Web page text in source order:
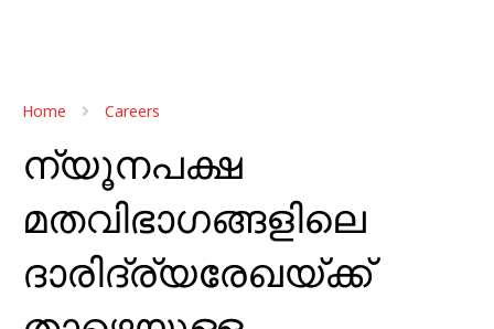
Home Careers
ന്യൂനപക്ഷ
മതവിഭാഗങ്ങളിലെ
ദാരിദ്ര്യരേഖയ്ക്ക്